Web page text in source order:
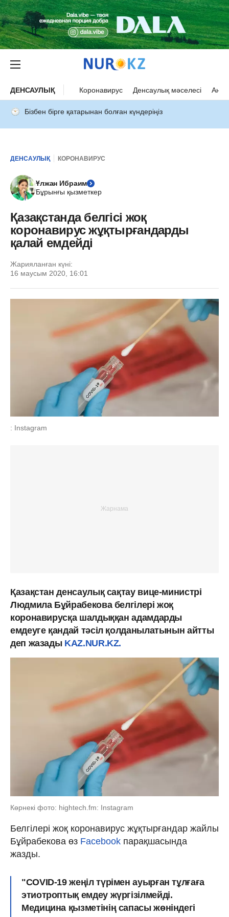
ДЕНСАУЛЫҚ Коронавирус Денсаулық мәселесі Ана
Бізбен бірге қатарынан болған күндеріңіз
ДЕНСАУЛЫҚ КОРОНАВИРУС
Ұлжан Ибраим
Бұрынғы қызметкер
Қазақстанда белгісі жоқ
коронавирус жұқтырғандарды
қалай емдейді
Жарияланған күні:
16 маусым 2020, 16:01
: Instagram
Қазақстан денсаулық сақтау вице-министрі
Людмила Бұйрабекова белгілері жоқ
коронавирусқа шалдыққан адамдарды
емдеуге қандай тәсіл қолданылатынын айтты
деп жазадыKAZ.NUR.KZ.
Көрнекі фото: hightech.fm: Instagram
Белгілері жоқ коронавирус жұқтырғандар жайлы
Бұйрабекова өз Facebook парақшасында
жазды.
"COVID-19 жеңіл түрімен ауырған тұлғаға
этиотроптық емдеу жүргізілмейді.
Медицина қызметінің сапасы жөніндегі